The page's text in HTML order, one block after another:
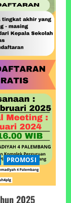
PROMOSI
2025